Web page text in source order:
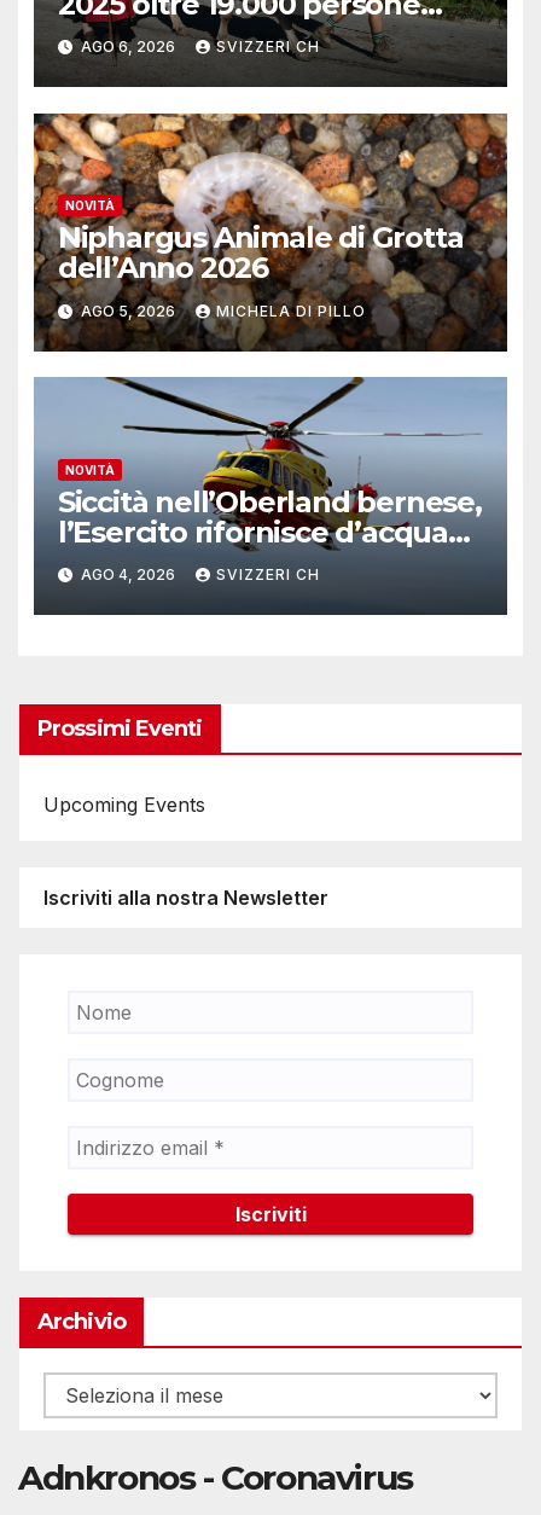
reinserite nel mercato del
lavoro
AGO 6, 2026 SVIZZERI CH
NOVITÀ
Niphargus Animale di Grotta
dell’Anno 2026
AGO 5, 2026 MICHELA DI PILLO
NOVITÀ
Siccità nell’Oberland bernese,
l’Esercito rifornisce d’acqua
due alpeggi
AGO 4, 2026 SVIZZERI CH
Prossimi Eventi
Upcoming Events
Iscriviti alla nostra Newsletter
Archivio
Archivio
Adnkronos - Coronavirus